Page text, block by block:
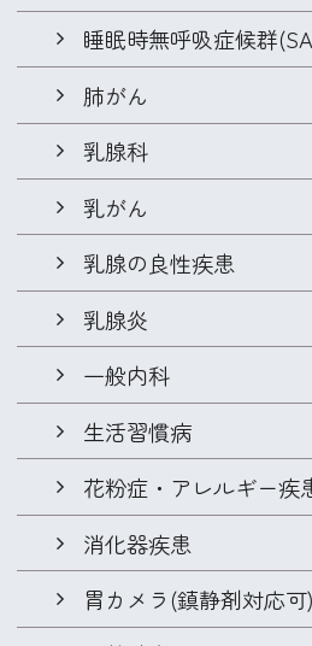
睡眠時無呼吸症候群
肺がん
乳腺科
乳がん
乳腺の良性疾患
乳腺炎
一般内科
生活習慣病
花粉症・ アレルギー疾
消化器疾患
胃カメラ(鎮静剤対応可)